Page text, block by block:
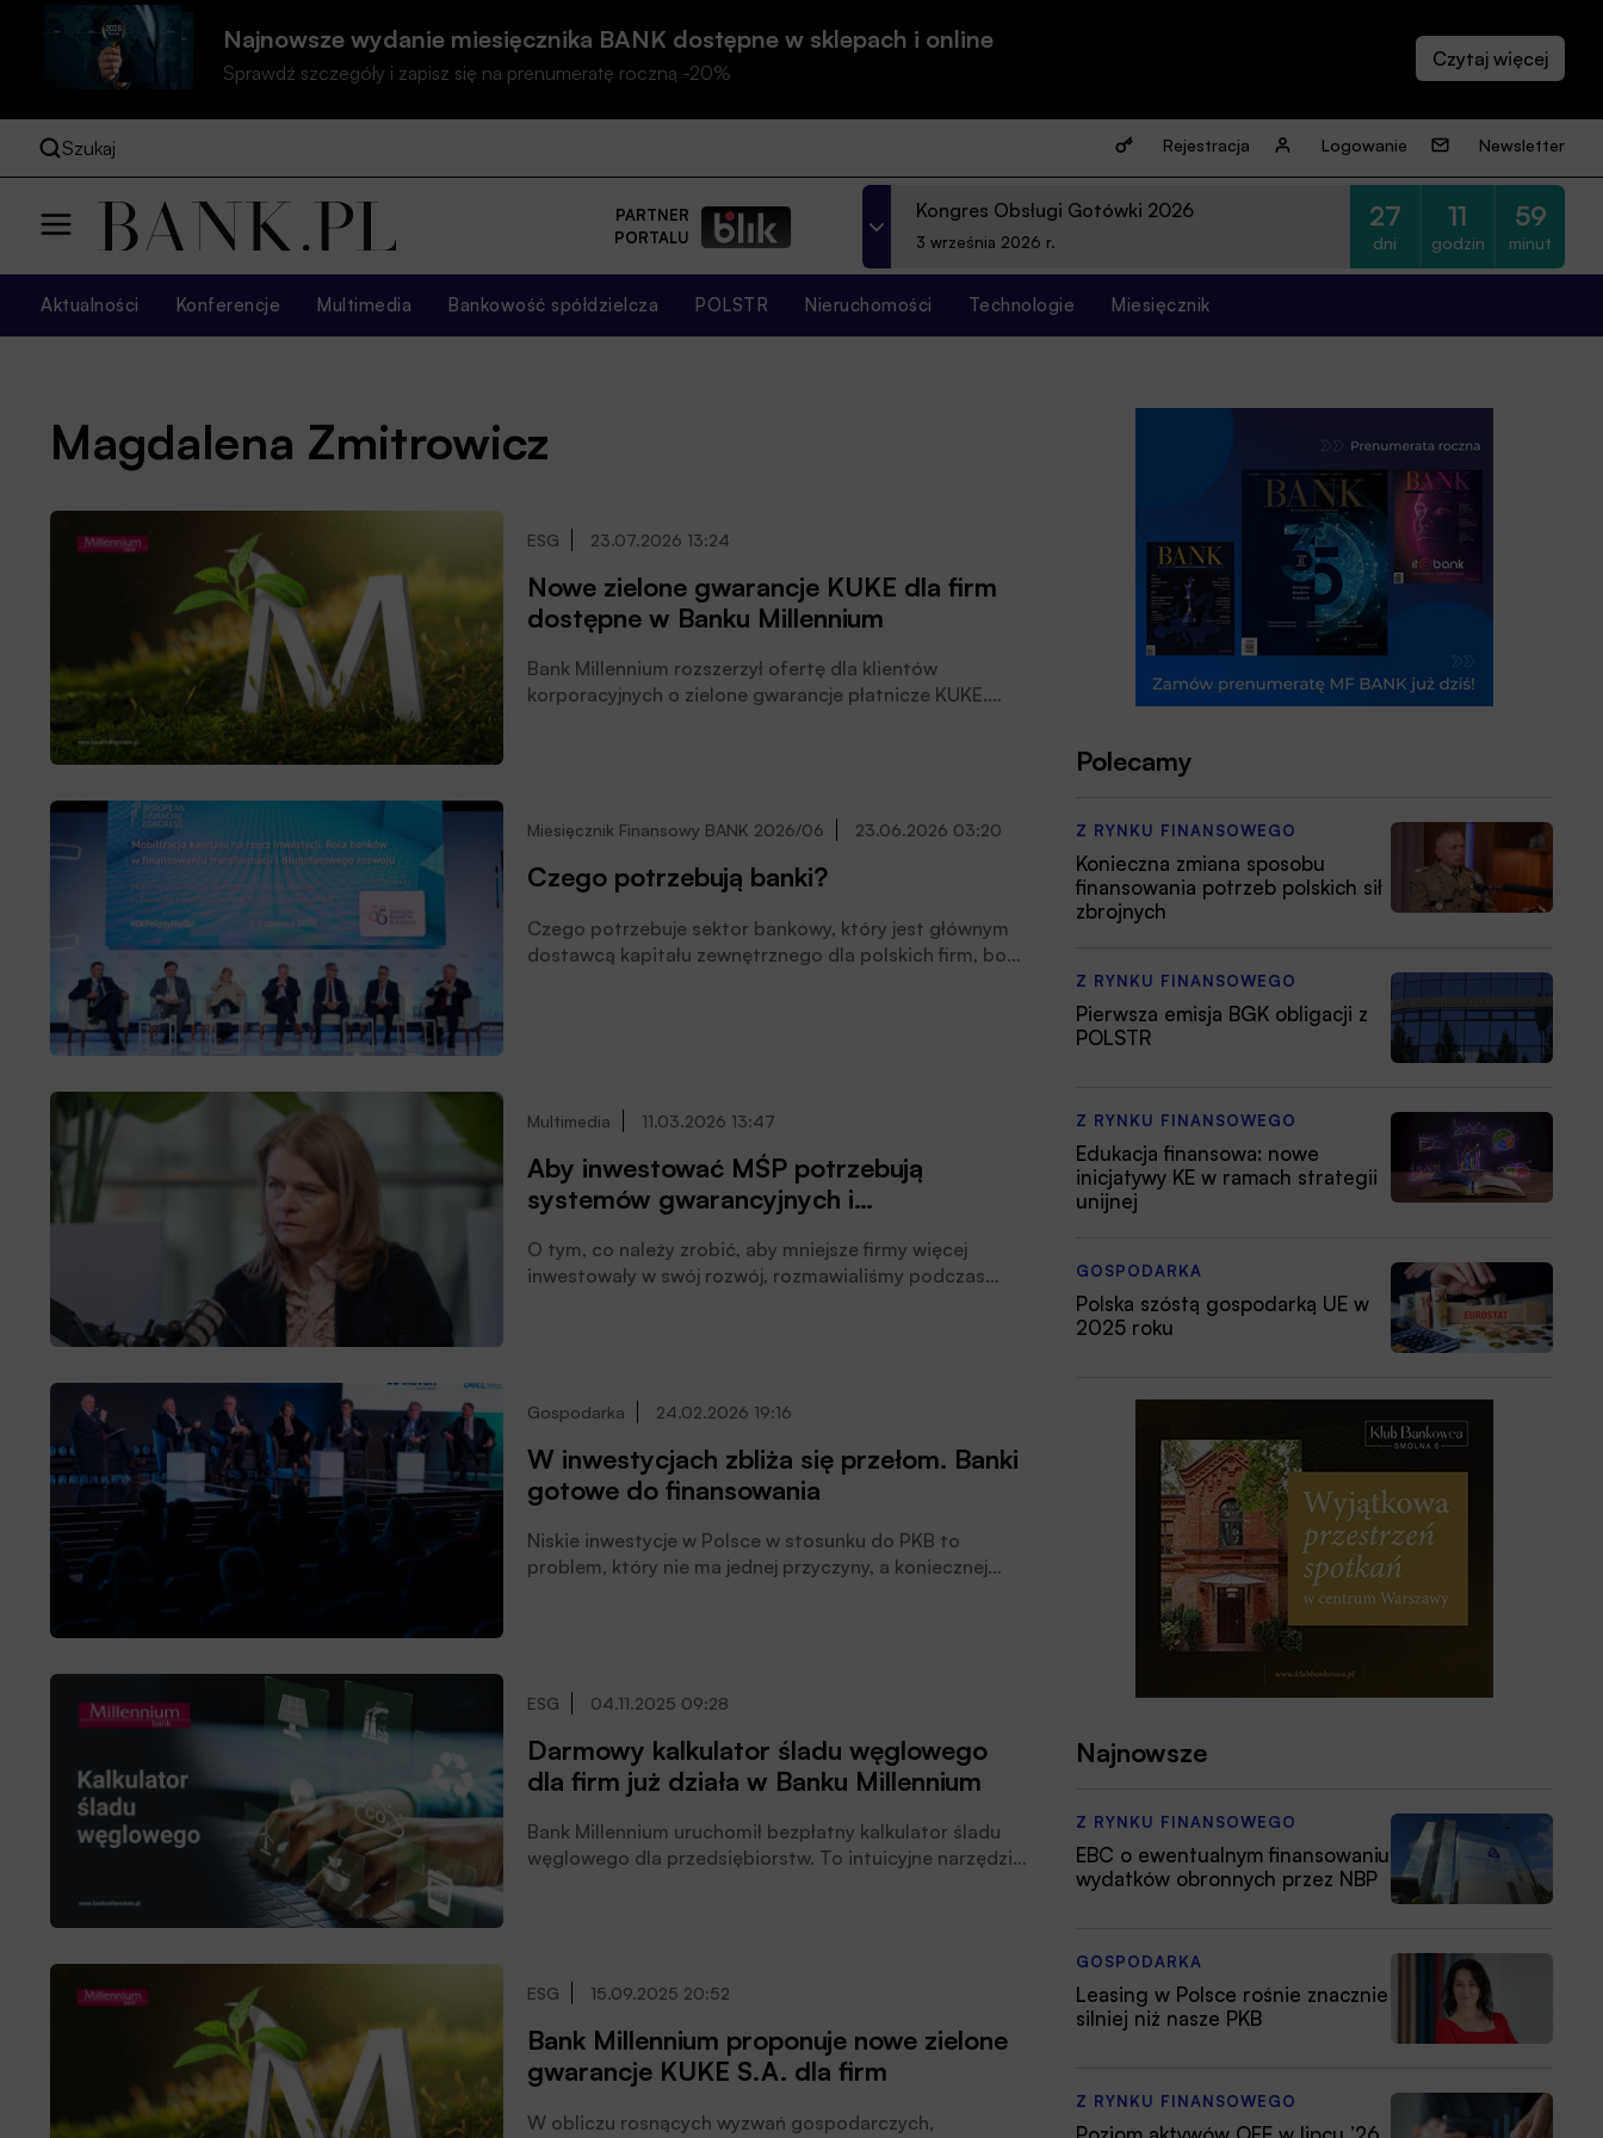
Najnowsze wydanie miesięcznika BANK dostępne w sklepach i online
Sprawdź szczegóły i zapisz się na prenumeratę roczną -20%
Szukaj Rejestracja Logowanie Newsletter
PARTNER
PORTALU
Kongres Obsługi Gotówki 2026
3 września 2026 r.
27
dni
11
godzin
59
minut
Aktualności Konferencje Multimedia Bankowość spółdzielcza POLSTR Nieruchomości Technologie Miesięcznik
Magdalena Zmitrowicz
ESG 23.07.2026 13:24
Nowe zielone gwarancje KUKE dla firm
dostępne w Banku Millennium
Bank Millennium rozszerzył ofertę dla klientów
korporacyjnych o zielone gwarancje płatnicze KUKE.
informacji prasowej.
Miesięcznik Finansowy BANK 2026/06 23.06.2026 03:20
Czego potrzebują banki?
Czego potrzebuje sektor bankowy, który jest głównym
dostawcą kapitału zewnętrznego dla polskich firm, bo
podczas Europejskiego Kongresu Finansowego jest
zgodna: obniżać niepewność prawną i ryzyko.
Multimedia 11.03.2026 13:47
Aby inwestować MŚP potrzebują
systemów gwarancyjnych i
O tym, co należy zrobić, aby mniejsze firmy więcej
inwestowały w swój rozwój, rozmawialiśmy podczas
Gospodarka 24.02.2026 19:16
W inwestycjach zbliża się przełom. Banki
gotowe do finansowania
Niskie inwestycje w Polsce w stosunku do PKB to
problem, który nie ma jednej przyczyny, a koniecznej
– wynika z debaty uczestników Forum Bankowego
ESG 04.11.2025 09:28
Darmowy kalkulator śladu węglowego
dla firm już działa w Banku Millennium
Bank Millennium uruchomił bezpłatny kalkulator śladu
węglowego dla przedsiębiorstw. To intuicyjne narzędzie
surowców oraz przygotowanie raportu zgodnie z
Kalkulator powstał we współpracy z Fundacją
Climate&Strategy, czytamy w informacji prasowej
banku.
ESG 15.09.2025 20:52
Bank Millennium proponuje nowe zielone
gwarancje KUKE S.A. dla firm
W obliczu rosnących wyzwań gospodarczych,
Polecamy
Z RYNKU FINANSOWEGO
Konieczna zmiana sposobu
finansowania potrzeb polskich sił
zbrojnych
Z RYNKU FINANSOWEGO
Pierwsza emisja BGK obligacji z
POLSTR
Z RYNKU FINANSOWEGO
Edukacja finansowa: nowe
inicjatywy KE w ramach strategii
unijnej
GOSPODARKA
Polska szóstą gospodarką UE w
2025 roku
Najnowsze
Z RYNKU FINANSOWEGO
EBC o ewentualnym finansowaniu
wydatków obronnych przez NBP
GOSPODARKA
Leasing w Polsce rośnie znacznie
silniej niż nasze PKB
Z RYNKU FINANSOWEGO